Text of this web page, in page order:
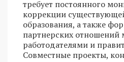
требует постоянного
коррекции
образования, а также
партнерских отношений
работодателями и
Совместные проекты,